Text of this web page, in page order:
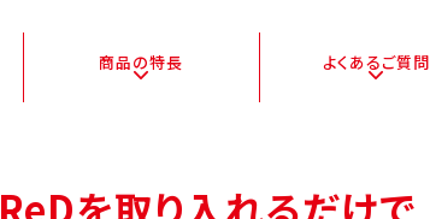
商品の特長 よくあるご質問
ReDを取り入れるだけで